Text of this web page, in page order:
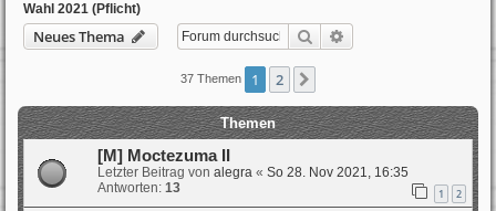
Wahl 2021 (Pflicht)
Neues Thema Suche
37 Themen 1 2
Themen
[M] Moctezuma II
Letzter Beitrag von alegra « So 28. Nov 2021, 16:35
Antworten: 13 1 2